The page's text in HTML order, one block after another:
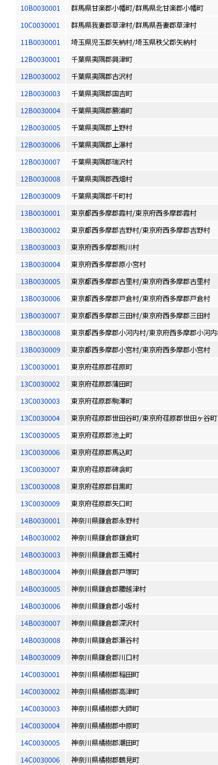
10B0030001
群馬県甘楽郡小幡町/群馬県北甘楽郡小幡町
10C0030001
群馬県我妻郡草津村/群馬県吾妻郡草津村
11B0030001
埼玉県児玉郡矢納村/埼玉県秩父郡矢納村
12B0030001
千葉県夷隅郡興津町
12B0030002
千葉県夷隅郡古沢村
12B0030003
千葉県夷隅郡国吉町
12B0030004
千葉県夷隅郡勝浦町
12B0030005
千葉県夷隅郡上野村
12B0030006
千葉県夷隅郡上瀑村
12B0030007
千葉県夷隅郡瑞沢村
12B0030008
千葉県夷隅郡西畑村
12B0030009
千葉県夷隅郡千町村
13B0030001
東京都西多摩郡霞村/東京府西多摩郡霞村
13B0030002
東京都西多摩郡吉野村/東京府西多摩郡吉野村
13B0030003
東京府西多摩郡熊川村
13B0030004
東京府西多摩郡原小宮村
13B0030005
東京都西多摩郡古里村/東京府西多摩郡古里村
13B0030006
東京都西多摩郡戸倉村/東京府西多摩郡戸倉村
13B0030007
東京都西多摩郡三田村/東京府西多摩郡三田村
13B0030008
東京都西多摩郡小河内村/東京府西多摩郡小河
13B0030009
東京都西多摩郡小宮村/東京府西多摩郡小宮村
13C0030001
東京府荏原郡荏原町
13C0030002
東京府荏原郡蒲田町
13C0030003
東京府荏原郡駒澤町
13C0030004
東京府荏原郡世田谷町/東京府荏原郡世田ヶ谷町
13C0030005
東京府荏原郡池上町
13C0030006
東京府荏原郡馬込町
13C0030007
東京府荏原郡碑衾町
13C0030008
東京府荏原郡目黒町
13C0030009
東京府荏原郡矢口町
14B0030001
神奈川県鎌倉郡永野村
14B0030002
神奈川県鎌倉郡鎌倉町
14B0030003
神奈川県鎌倉郡玉縄村
14B0030004
神奈川県鎌倉郡戸塚町
14B0030005
神奈川県鎌倉郡腰越津村
14B0030006
神奈川県鎌倉郡小坂村
14B0030007
神奈川県鎌倉郡深沢村
14B0030008
神奈川県鎌倉郡瀬谷村
14B0030009
神奈川県鎌倉郡川口村
14C0030001
神奈川県橘樹郡稲田町
14C0030002
神奈川県橘樹郡高津町
14C0030003
神奈川県橘樹郡大師町
14C0030004
神奈川県橘樹郡中原町
14C0030005
神奈川県橘樹郡潮田町
14C0030006
神奈川県橘樹郡鶴見町